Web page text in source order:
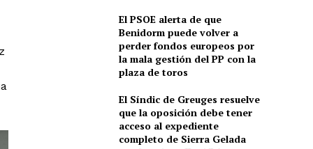
El PSOE alerta de que
Benidorm puede volver a
perder fondos europeos por
la mala gestión del PP con la
plaza de toros
El Síndic de Greuges resuelve
que la oposición debe tener
acceso al expediente
completo de Sierra Gelada